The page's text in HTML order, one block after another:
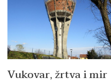
Vukovar, žrtva i mir